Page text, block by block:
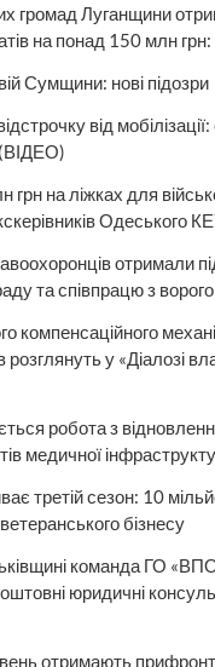
громад Луганщини
на понад 150 млн
Сумщини: нові підозри
від
грн на ліжках для
Одеського
отримали
та співпрацю з
компенсаційного
розглянуть у «Діалозі
робота з
медичної
третій сезон: 10
бізнесу
команда ГО
юридичні
отримають